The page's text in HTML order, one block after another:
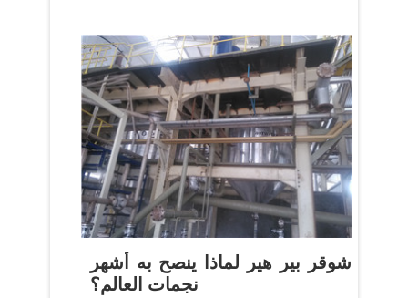
شوقر بير هير لماذا ينصح به أشهر
نجمات العالم؟